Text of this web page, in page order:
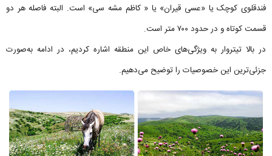
فندقلوی کوچک یا «عسی قیران» یا « کاظم مشه سی» است. البته فاصله هر دو
قسمت کوتاه و در حدود ۷۰۰ متر است.
در بالا تیتروار به ویژگی‌های خاص این منطقه اشاره کردیم، در ادامه به‌صورت
جزئی‌ترین این خصوصیات را توضیح می‌دهیم.